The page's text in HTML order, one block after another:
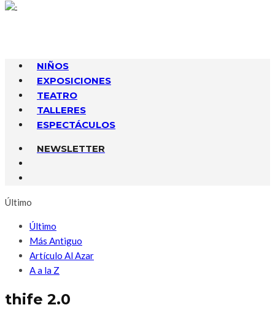
NIÑOS
EXPOSICIONES
TEATRO
TALLERES
ESPECTÁCULOS
NEWSLETTER
Último
Último
Más Antiguo
Artículo Al Azar
A a la Z
thife 2.0